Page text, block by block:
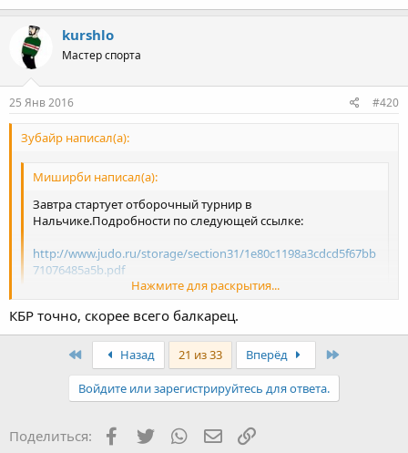
kurshlo
Мастер спорта
25 Янв 2016 #420
Зубайр написал(а):
Миширби написал(а):
Завтра стартует отборочный турнир в
Нальчике.Подробности по следующей ссылке:
http://www.judo.ru/storage/section31/1e80c1198a3cdcd5f67bb
71076485a5b.pdf
Нажмите для раскрытия...
60 кг. 1. Лабазанов - Даг.
2.Тадевосян - Осет
3. Дохов - Адыг
3.Магомедхаджиев - Чеч.
66 кг 1. Межидов - Чеч
2.Шевченко - Осет
73 кг. 1. Гехаев -Чеч
Нажмите для раскрытия...
КБР точно, скорее всего балкарец.
Назад 21 из 33 Вперёд
Войдите или зарегистрируйтесь для ответа.
Поделиться: Facebook
Twitter WhatsAppЭлектронная почта